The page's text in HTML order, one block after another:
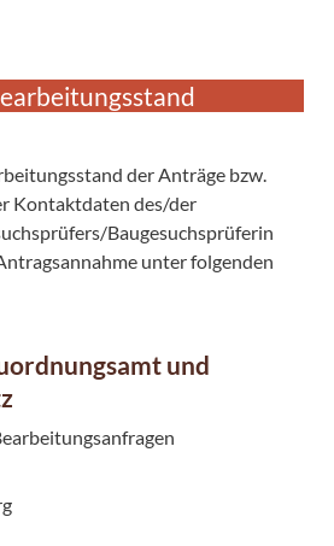
der Anträge bzw.
Kontaktdaten des/der
Baugesuchsprüferin
unter folgenden
und